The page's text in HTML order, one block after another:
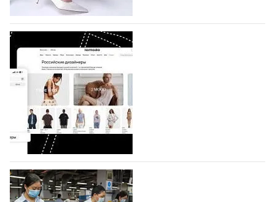
коллекции которых не были представлены в…
07.08.2026 595
BALLINA представит свои новинки на Euro
Shoes
Компания BALLINA Guangzhou Lihuang Footwear
Co., Ltd., основанная в 2011 году и расположенная в
Гуанчжоу, столице моды Китая, является
профессиональной обувной компанией,
объединяющей разработку, производство и…
07.08.2026 451
На платформе Lamoda - новый раздел и
условия продвижения локальных